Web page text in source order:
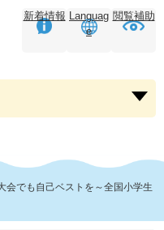
新着情報 Languag
e
閲覧補助
ー
を
会でも自己ベストを～全国小学生